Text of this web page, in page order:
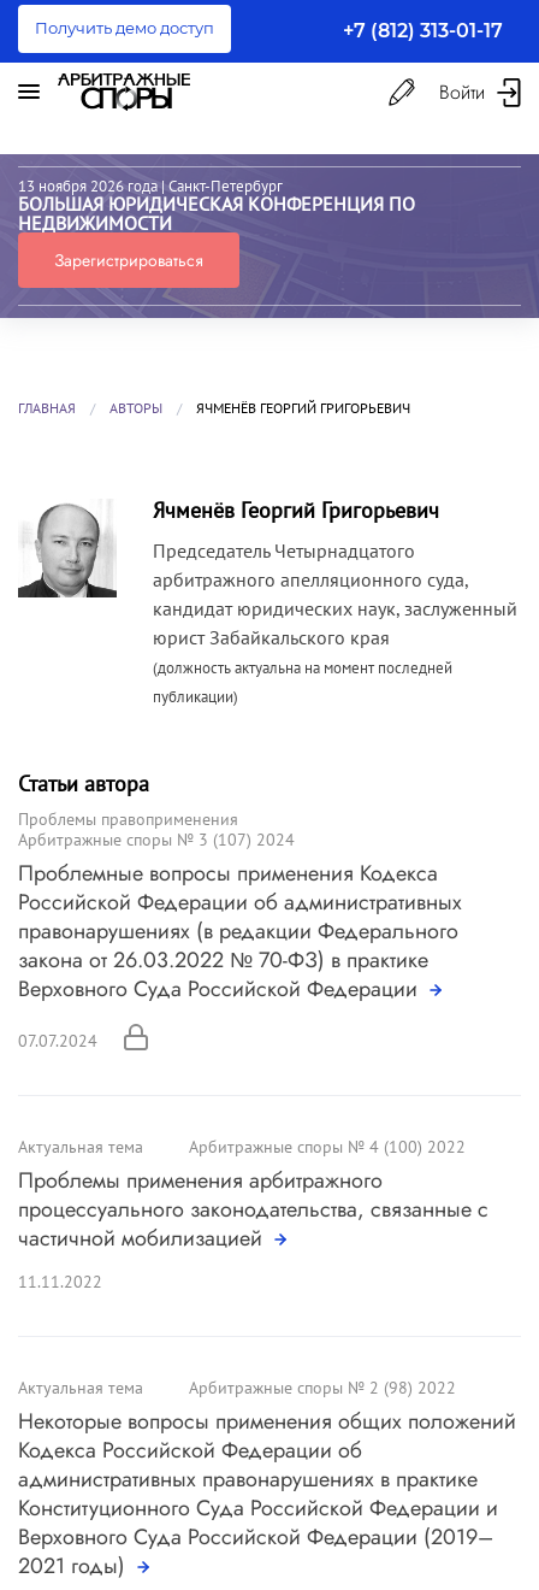
Получить демо доступ +7 (812) 313-01-17
Войти
13 ноября 2026 года | Санкт-Петербург
БОЛЬШАЯ ЮРИДИЧЕСКАЯ КОНФЕРЕНЦИЯ ПО
НЕДВИЖИМОСТИ
Зарегистрироваться
ГЛАВНАЯ АВТОРЫ ЯЧМЕНЁВ ГЕОРГИЙ ГРИГОРЬЕВИЧ
Ячменёв Георгий Григорьевич
Председатель Четырнадцатого
арбитражного апелляционного суда,
кандидат юридических наук, заслуженный
юрист Забайкальского края
(должность актуальна на момент последней
публикации)
Статьи автора
Проблемы правоприменения
Арбитражные споры № 3 (107) 2024
Проблемные вопросы применения Кодекса
Российской Федерации об административных
правонарушениях (в редакции Федерального
закона от 26.03.2022 № 70-ФЗ) в практике
Верховного Суда Российской Федерации
07.07.2024
Актуальная тема Арбитражные споры № 4 (100) 2022
Проблемы применения арбитражного
процессуального законодательства, связанные с
частичной мобилизацией
11.11.2022
Актуальная тема Арбитражные споры № 2 (98) 2022
Некоторые вопросы применения общих положений
Кодекса Российской Федерации об
административных правонарушениях в практике
Конституционного Суда Российской Федерации и
Верховного Суда Российской Федерации (2019–
2021 годы)